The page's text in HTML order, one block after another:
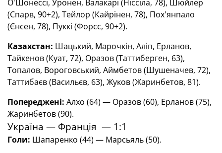
О'Шонессі, Уронен, Валакарі (Ніссіла, 78), Шюйлер
(Спарв, 90+2), Тейлор (Кайрінен, 78), Пох'янпало
(Єнсен, 78), Пуккі (Форсс, 90+2).
Казахстан: Шацький, Марочкін, Аліп, Ерланов,
Тайкенов (Куат, 72), Оразов (Таттиберген, 63),
Топалов, Вороговський, Аймбетов (Шушеначев, 72),
Таттибаєв (Васильєв, 63), Жуков (Жаринбетов, 81).
Попереджені: Алхо (64) — Оразов (60), Ерланов (75),
Жаринбетов (90).
Україна — Франція — 1:1
Голи: Шапаренко (44) — Марсьяль (50).